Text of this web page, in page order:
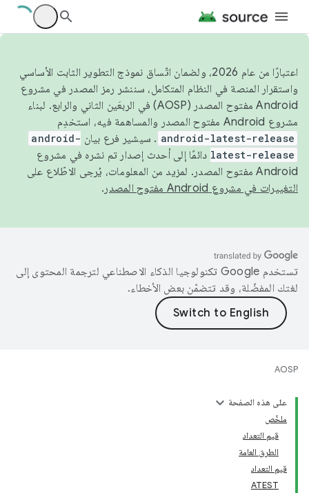
اعتبارًا من عام 2026، ولضمان اتّساق نموذج التطوير الثابت الأساسي
واستقرار المنصة في النظام المتكامل، سننشر رمز المصدر في مشروع
Android مفتوح المصدر (AOSP) في الربعَين الثاني والرابع. لبناء
مشروع Android مفتوح المصدر والمساهمة فيه، استخدِم
android-latest-release . سيشير فرع بيان android-
latest-release دائمًا إلى أحدث إصدار تم نشره في مشروع
Android مفتوح المصدر. لمزيد من المعلومات، يُرجى الاطّلاع على
التغييرات في مشروع Android مفتوح المصدر
.
تستخدم Google تكنولوجيا الذكاء الاصطناعي لترجمة المحتوى إلى
لغتك المفضّلة، وقد تتضمّن بعض الأخطاء.
AOSP
على هذه الصفحة
ملخّص
قيم التعداد
الطرق العامة
قيم التعداد
ATEST